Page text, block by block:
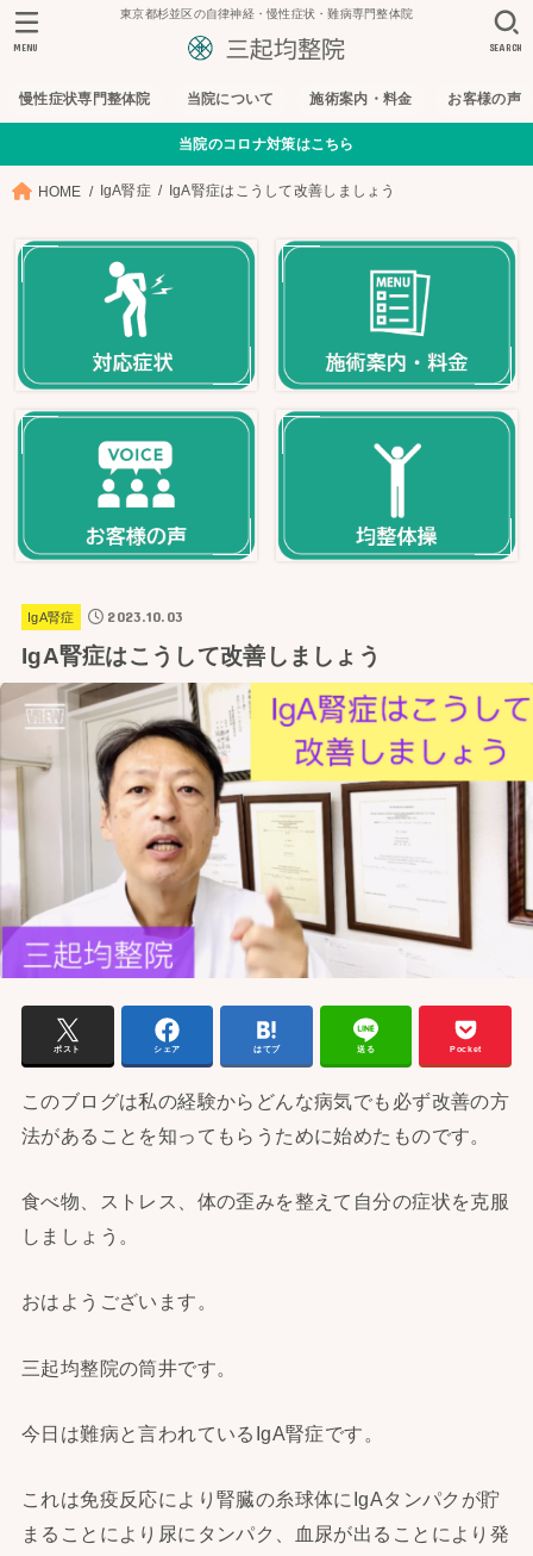
東京都杉並区の自律神経・慢性症状・難病専門整体院
慢性症状専門整体院 当院について 施術案内・料金 お客様の声
SEARCH
MENU
当院のコロナ対策はこちら
HOME IgA腎症 IgA腎症はこうして改善しましょう
IgA腎症 2023.10.03
IgA腎症はこうして改善しましょう
ポスト シェア はてブ 送る Pocket
このブログは私の経験からどんな病気でも必ず改善の方
法があることを知ってもらうために始めたものです。
食べ物、ストレス、体の歪みを整えて自分の症状を克服
しましょう。
おはようございます。
三起均整院の筒井です。
今日は難病と言われているIgA腎症です。
これは免疫反応により腎臓の糸球体にIgAタンパクが貯
まることにより尿にタンパク、血尿が出ることにより発